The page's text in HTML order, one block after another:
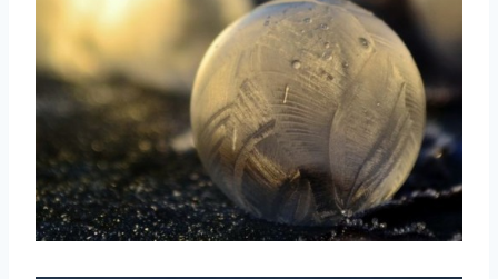
取消 搜索